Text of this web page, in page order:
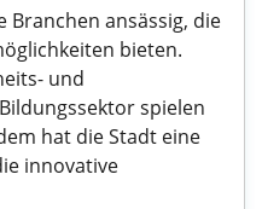
Branchen ansässig, die
bieten.
und
spielen
hat die Stadt eine
innovative